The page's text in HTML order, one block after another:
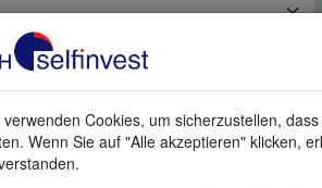
verwenden Cookies, um sicherzustellen,
Wenn Sie auf "Alle akzeptieren" klicken,